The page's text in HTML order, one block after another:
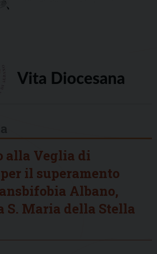
alla Veglia di
il superamento
Albano,
S. Maria della Stella